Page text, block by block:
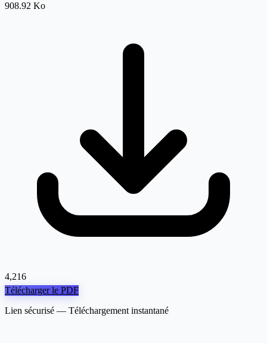
908.92 Ko
4,216
Télécharger le PDF
Lien sécurisé — Téléchargement instantané